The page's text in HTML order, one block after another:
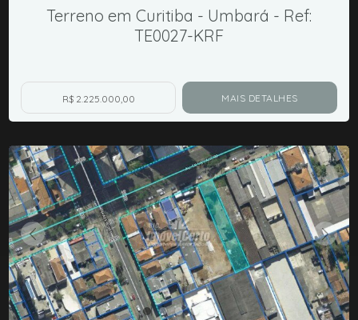
Terreno em Curitiba - Umbará - Ref:
TE0027-KRF
R$ 2.225.000,00 MAIS DETALHES